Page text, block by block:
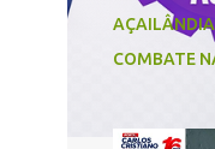
COMBATE